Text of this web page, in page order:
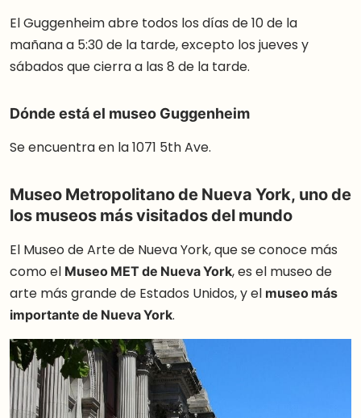
El Guggenheim abre todos los días de 10 de la
mañana a 5:30 de la tarde, excepto los jueves y
sábados que cierra a las 8 de la tarde.
Dónde está el museo Guggenheim
Se encuentra en la 1071 5th Ave.
Museo Metropolitano de Nueva York, uno de
los museos más visitados del mundo
El Museo de Arte de Nueva York, que se conoce más
como el Museo MET de Nueva York, es el museo de
arte más grande de Estados Unidos, y el museo más
importante de Nueva York.